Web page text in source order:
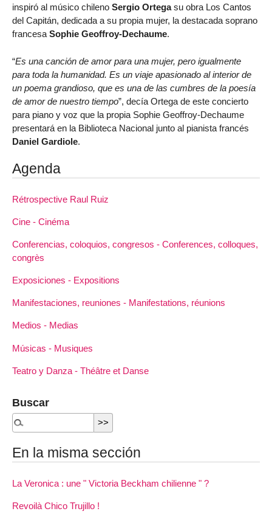
inspiró al músico chileno Sergio Ortegasu obra Los Cantos
del Capitán, dedicada a su propia mujer, la destacada soprano
francesa Sophie Geoffroy-Dechaume.
“Es una canción de amor para una mujer, pero igualmente
para toda la humanidad. Es un viaje apasionado al interior de
un poema grandioso, que es una de las cumbres de la poesía
de amor de nuestro tiempo”, decía Ortega de este concierto
para piano y voz que la propia Sophie Geoffroy-Dechaume
presentará en la Biblioteca Nacional junto al pianista francés
Daniel Gardiole.
Agenda
Rétrospective Raul Ruiz
Cine - Cinéma
Conferencias, coloquios, congresos - Conferences, colloques,
congrès
Exposiciones - Expositions
Manifestaciones, reuniones - Manifestations, réunions
Medios - Medias
Músicas - Musiques
Teatro y Danza - Théâtre et Danse
Buscar
En la misma sección
La Veronica : une " Victoria Beckham chilienne " ?
Revoilà Chico Trujillo !